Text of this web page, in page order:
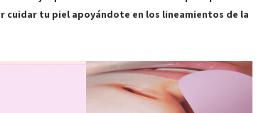
tu piel apoyándote en los lineamientos de la